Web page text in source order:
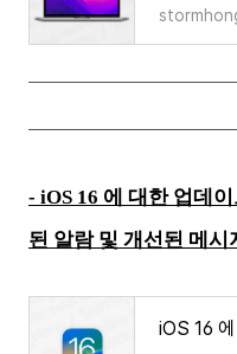
- iOS 16 에 대한 업데
된 알람 및 개선된 메시